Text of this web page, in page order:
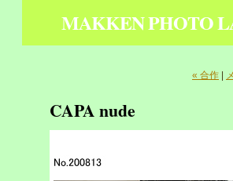
MAKKEN PHOTO
« 合作
CAPA nude